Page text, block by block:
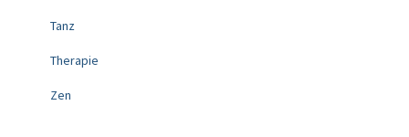
Tanz
Therapie
Zen